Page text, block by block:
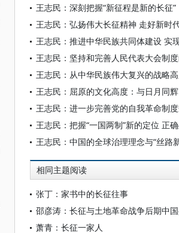
王志民：深刻把握“新征程是新的长征”
王志民：屈原的文化高度：与日月同辉
相同主题阅读
张丁：家书中的长征往事
萧青：长征一家人